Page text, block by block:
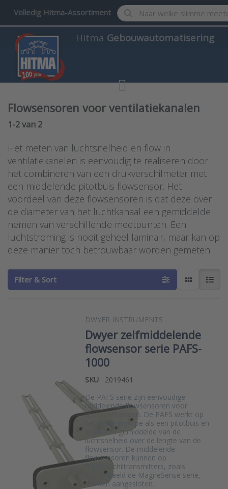
Volledig Hitma-Assortiment Enter a search term.
Hitma Gebouwautomatisering
Flowsensoren voor ventilatiekanalen
Search results:
1-2van 2
Het meten van luchtsnelheid en flow in
ventilatiekanelen is eenvoudig te realiseren door
het combineren van een drukverschilmeter met
een middelende pitotbuis flowsensor. Het
voordeel van deze flowsensoren is dat deze over
de diameter van het luchtkanaal een gemiddelde
nemen van verschillende meetpunten. Een
luchtstroming is nooit geheel laminair, maar kan op
deze manier toch betrouwbaar worden gemeten.
Filter & Sort
DWYER INSTRUMENTS
Dwyer zelfmiddelende
flowsensor serie PAFS-
1000
SKU
2019461
De PAFS serie zijn eenvoudige
middelende flowsensoren voor
ventilatiekanalen. De PAFS werkt op
hetzelfde principe als een pitotbuis en
geeft een gemiddelde van de
luchtsnelheid over de lengte van de
flowsensor. De middelende
flowsensoren kunnen op
drukverschiltransmitters, zoals
bijvoorbeeld de MagneSense serie,
worden aangesloten.